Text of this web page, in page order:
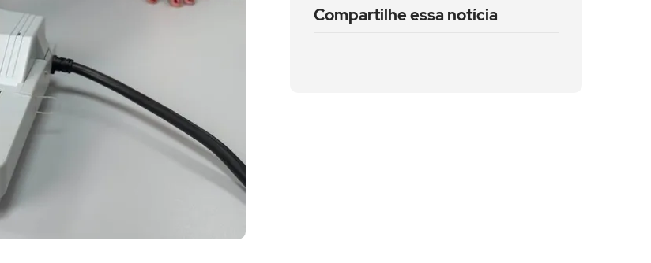
Compartilhe essa notícia